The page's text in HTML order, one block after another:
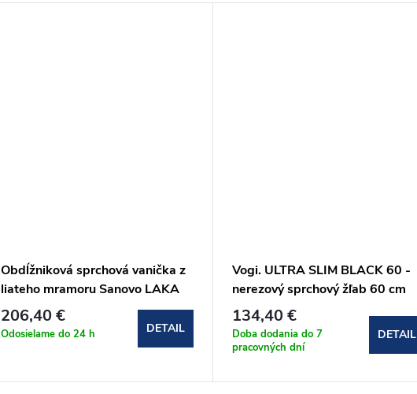
Obdĺžniková sprchová vanička z
liateho mramoru Sanovo LAKA
STAR 100x80x3 cm s
protišmykom
206,40 €
Odosielame do 24 h DETAIL
Vogi. ULTRA SLIM BLACK 60 -
nerezový sprchový žľab 60 cm
(S60set.BLACK)
134,40 €
Doba dodania do 7
pracovných dní
DETAIL